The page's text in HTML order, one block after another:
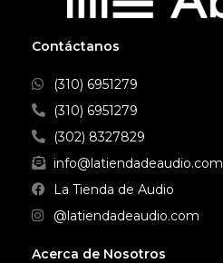
con volúmenes altos,
Contáctanos
(310) 6951279
(310) 6951279
(302) 8327829
info@latiendadeaudio.com
La Tienda de Audio
@latiendadeaudio.com
Acerca de Nosotros